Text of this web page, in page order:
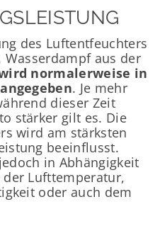
des Luftentfeuchters
Wasserdampf aus der
normalerweise in
. Je mehr
dieser Zeit
stärker gilt es. Die
wird am stärksten
beeinflusst.
in Abhängigkeit
Lufttemperatur,
oder auch dem